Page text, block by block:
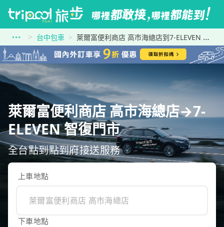
台中包車 萊爾富便利商店 高市海總店到7-ELEVEN 智復門市
萊爾富便利商店 高市海總店→7-
ELEVEN 智復門市
全台點到點到府接送服務
上車地點
下車地點